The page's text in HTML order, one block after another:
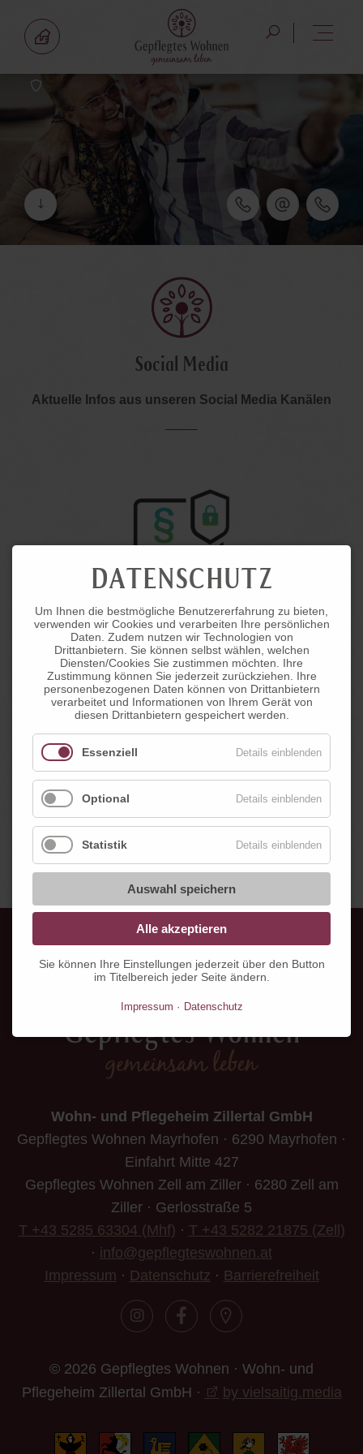
Social Media
Aktuelle Infos aus unseren Social Media Kanälen
Wir sind auf Instagram und Facebook
- Schau doch einfach vorbei -
Wohn- und Pflegeheim Zillertal GmbH
Gepflegtes Wohnen Mayrhofen · 6290 Mayrhofen ·
Einfahrt Mitte 427
Gepflegtes Wohnen Zell am Ziller · 6280 Zell am
Ziller · Gerlosstraße 5
T +43 5285 63304 (Mhf) · T +43 5282 21875 (Zell)
· info@gepflegteswohnen.at
Impressum · Datenschutz · Barrierefreiheit
© 2026 Gepflegtes Wohnen · Wohn- und
Pflegeheim Zillertal GmbH ·
by vielsaitig.media
DATENSCHUTZ
Um Ihnen die bestmögliche Benutzererfahrung zu bieten,
verwenden wir Cookies und verarbeiten Ihre persönlichen
Daten. Zudem nutzen wir Technologien von
Drittanbietern. Sie können selbst wählen, welchen
Diensten/Cookies Sie zustimmen möchten. Ihre
Zustimmung können Sie jederzeit zurückziehen. Ihre
personenbezogenen Daten können von Drittanbietern
verarbeitet und Informationen von Ihrem Gerät von
diesen Drittanbietern gespeichert werden.
Essenziell Details einblenden
Optional Details einblenden
Statistik Details einblenden
Auswahl speichern
Alle akzeptieren
Sie können Ihre Einstellungen jederzeit über den Button
im Titelbereich jeder Seite ändern.
Impressum Datenschutz